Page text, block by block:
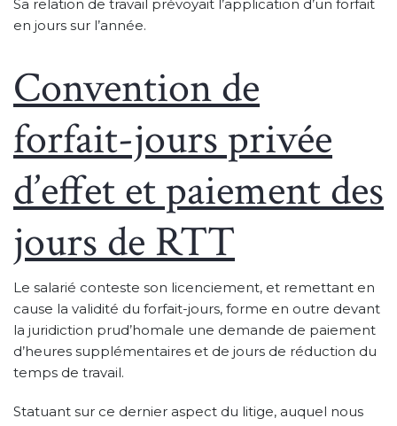
Sa relation de travail prévoyait l’application d’un forfait
en jours sur l’année.
Convention de
forfait-jours privée
d’effet et paiement des
jours de RTT
Le salarié conteste son licenciement, et remettant en
cause la validité du forfait-jours, forme en outre devant
la juridiction prud’homale une demande de paiement
d’heures supplémentaires et de jours de réduction du
temps de travail.
Statuant sur ce dernier aspect du litige, auquel nous